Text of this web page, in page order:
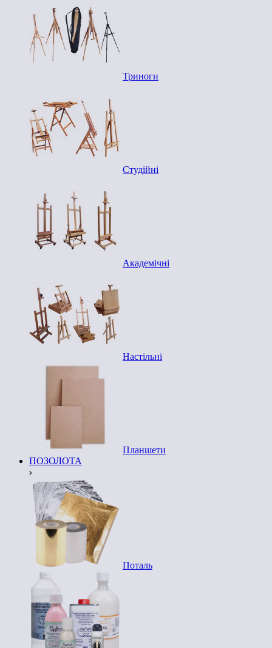
Триноги
Студійні
Академічні
Настільні
Планшети
ПОЗОЛОТА
Поталь